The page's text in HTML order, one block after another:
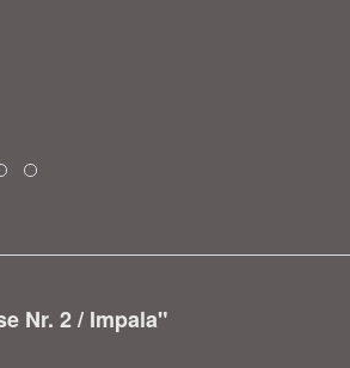
Nr. 2 / Impala"